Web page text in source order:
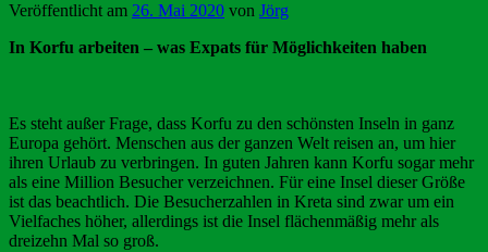
Veröffentlicht am 26. Mai 2020 von Jörg
In Korfu arbeiten – was Expats für Möglichkeiten haben
Es steht außer Frage, dass Korfu zu den schönsten Inseln in ganz
Europa gehört. Menschen aus der ganzen Welt reisen an, um hier
ihren Urlaub zu verbringen. In guten Jahren kann Korfu sogar mehr
als eine Million Besucher verzeichnen. Für eine Insel dieser Größe
ist das beachtlich. Die Besucherzahlen in Kreta sind zwar um ein
Vielfaches höher, allerdings ist die Insel flächenmäßig mehr als
dreizehn Mal so groß.